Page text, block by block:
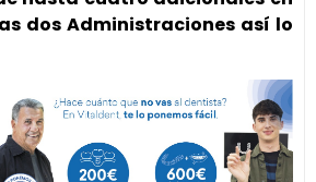
dos Administraciones así lo